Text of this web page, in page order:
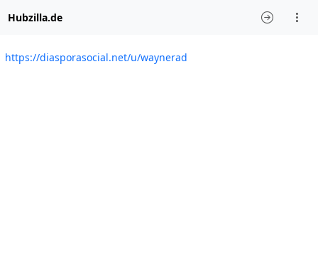
Hubzilla.de
https://diasporasocial.net/u/waynerad